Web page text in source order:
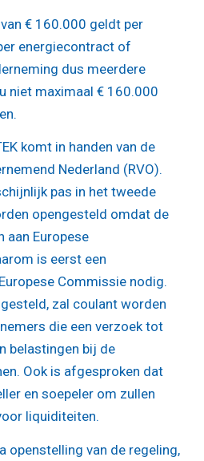
€ 160.000 geldt per
energiecontract of
dus meerdere
niet maximaal € 160.000
komt in handen van de
Nederland (RVO).
pas in het tweede
opengesteld omdat de
aan Europese
is eerst een
Commissie nodig.
zal coulant worden
die een verzoek tot
belastingen bij de
Ook is afgesproken dat
en soepeler om zullen
liquiditeiten.
openstelling van de regeling,